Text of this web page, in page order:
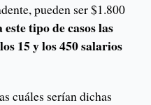
pueden ser $1.800
tipo de casos las
15 y los 450 salarios
cuáles serían dichas